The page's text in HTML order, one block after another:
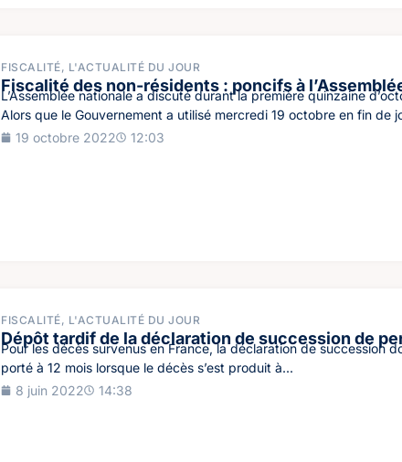
FISCALITÉ, L'ACTUALITÉ DU JOUR
Fiscalité des non-résidents : poncifs à
L’Assemblée nationale a discuté durant la première quinzaine
Alors que le Gouvernement a utilisé mercredi 19 octobre en fin de
19 octobre 2022
12:03
FISCALITÉ, L'ACTUALITÉ DU JOUR
Dépôt tardif de la déclaration de succession de
Pour les décès survenus en France, la déclaration de succession
porté à 12 mois lorsque le décès s’est produit à...
8 juin 2022
14:38